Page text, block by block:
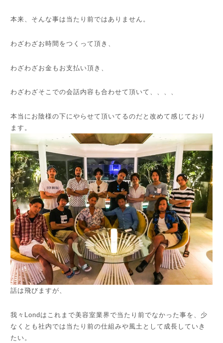
本来、そんな事は当たり前ではありません。
わざわざお時間をつくって頂き、
わざわざお金もお支払い頂き、
わざわざそこでの会話内容も合わせて頂いて、、、、
本当にお陰様の下にやらせて頂いてるのだと改めて感じており
ます。
話は飛びますが、
我々Londはこれまで美容室業界で当たり前でなかった事を、少
なくとも社内では当たり前の仕組みや風土として成長していき
たい。